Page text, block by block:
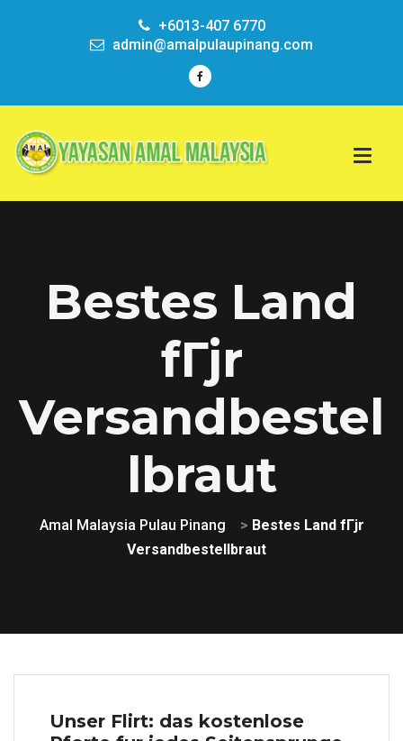
+6013-407 6770
admin@amalpulaupinang.com
Bestes Land
fГјr
Versandbestel
lbraut
Amal Malaysia Pulau Pinang > Bestes Land fГјr
Versandbestellbraut
Unser Flirt: das kostenlose